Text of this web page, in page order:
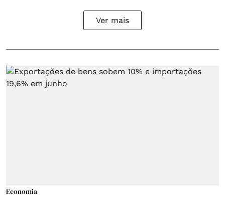
Ver mais
Economia